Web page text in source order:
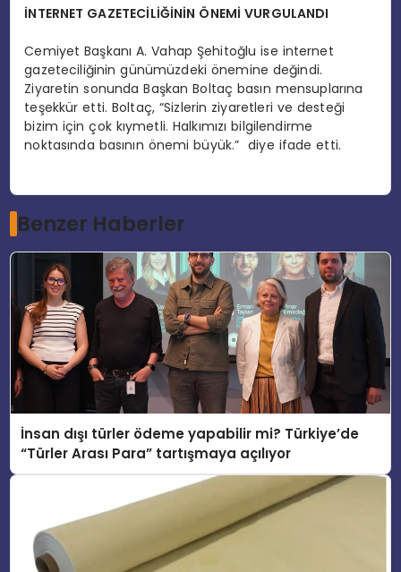
İNTERNET GAZETECİLİĞİNİN ÖNEMİ VURGULANDI
Cemiyet Başkanı A. Vahap Şehitoğlu ise internet
gazeteciliğinin günümüzdeki önemine değindi.
Ziyaretin sonunda Başkan Boltaç basın mensuplarına
teşekkür etti. Boltaç, “Sizlerin ziyaretleri ve desteği
bizim için çok kıymetli. Halkımızı bilgilendirme
noktasında basının önemi büyük.” diye ifade etti.
Benzer Haberler
İnsan dışı türler ödeme yapabilir mi? Türkiye’de
“Türler Arası Para” tartışmaya açılıyor